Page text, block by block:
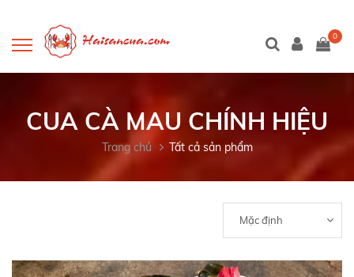
0
CUA CÀ MAU CHÍNH HIỆU
Trang chủ Tất cả sản phẩm